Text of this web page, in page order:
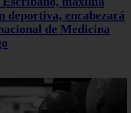
deportiva, encabezará
de Medicina